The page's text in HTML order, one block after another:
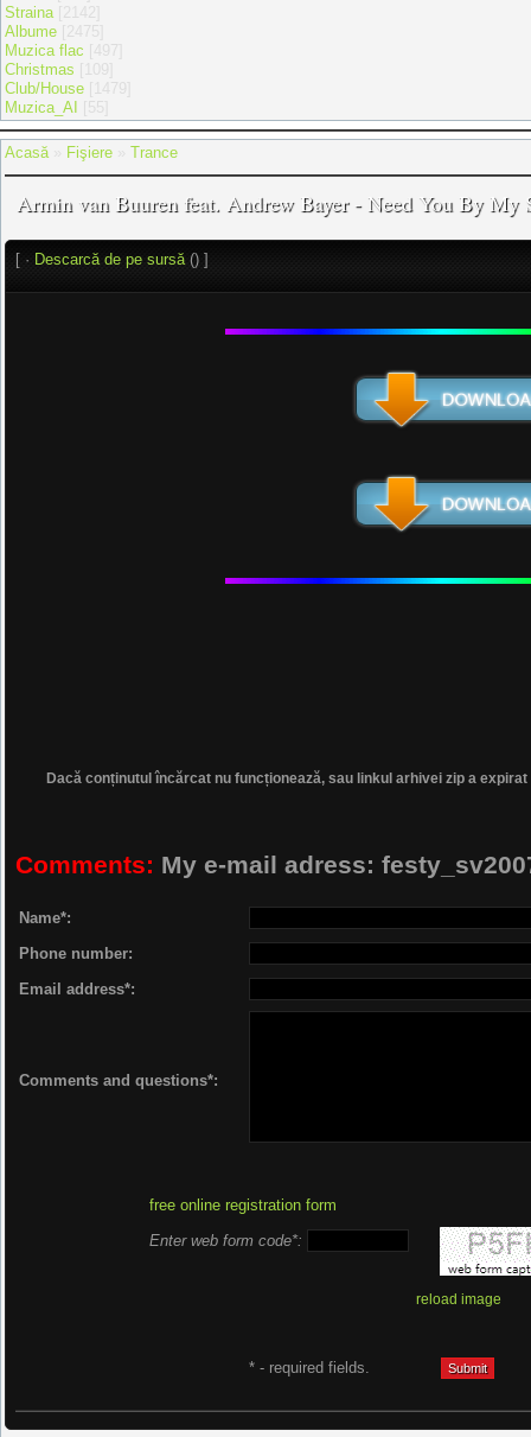
Straina
Albume
Muzica flac
Christmas
Club/House
Muzica_AI
Acasă» Fişiere Trance
Armin van Buuren feat. Andrew Bayer - Need You By My
[ · Descarcă de pe sursă() ]
Dacă conținutul încărcat nu funcționează, sau linkul arhivei zip a
Comments: My e-mail adress:
Name*:
Phone number:
Email address*:
Comments and questions*:
free online registration form
Enter web form code*:
reload image
* - required fields.